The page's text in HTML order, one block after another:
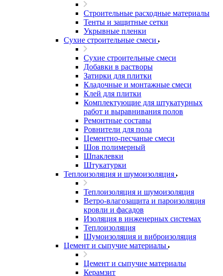
Строительные расходные материалы
Тенты и защитные сетки
Укрывные пленки
Сухие строительные смеси
Сухие строительные смеси
Добавки в растворы
Затирки для плитки
Кладочные и монтажные смеси
Клей для плитки
Комплектующие для штукатурных
работ и выравнивания полов
Ремонтные составы
Ровнители для пола
Цементно-песчаные смеси
Шов полимерный
Шпаклевки
Штукатурки
Теплоизоляция и шумоизоляция
Теплоизоляция и шумоизоляция
Ветро-влагозащита и пароизоляция
кровли и фасадов
Изоляция в инженерных системах
Теплоизоляция
Шумоизоляция и виброизоляция
Цемент и сыпучие материалы
Цемент и сыпучие материалы
Керамзит